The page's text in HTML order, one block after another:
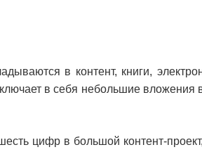
в контент, книги,
в себя небольшие вложения
цифр в большой контент-